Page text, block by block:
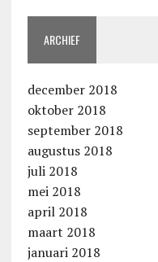
ARCHIEF
december 2018
oktober 2018
september 2018
augustus 2018
juli 2018
mei 2018
april 2018
maart 2018
januari 2018